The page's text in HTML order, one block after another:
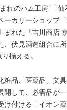
れのハム工房”「
ーカリーショップ
まれた「吉川商店
、伏見酒造組合に所
揃える。
粧品、医薬品、文
開して、必需品が
け付ける「イオン薬